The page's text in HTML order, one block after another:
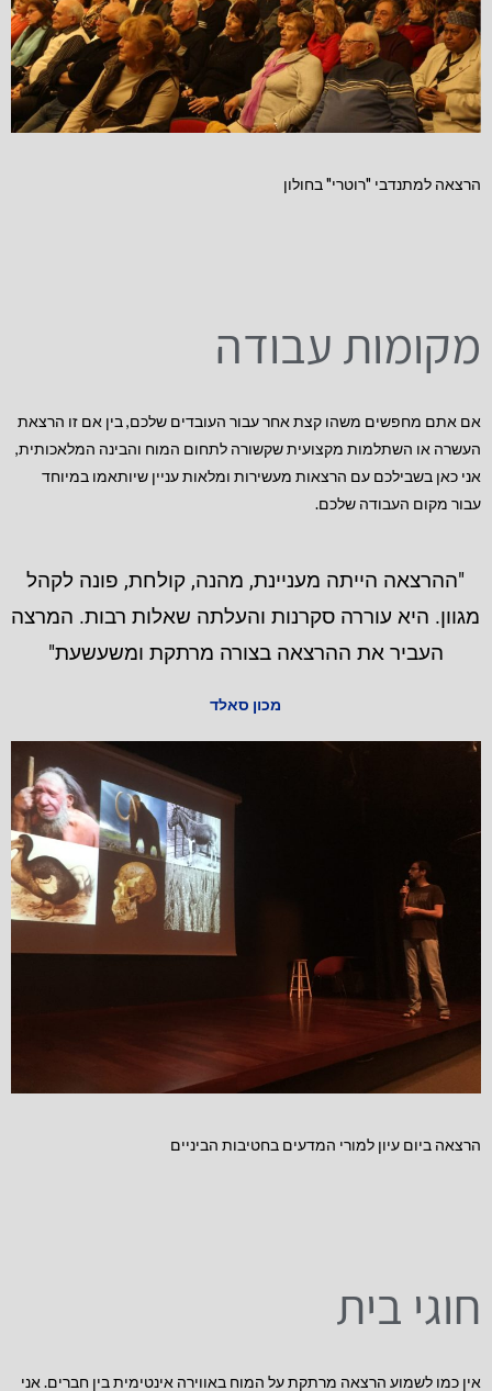
הרצאה למתנדבי "רוטרי" בחולון
מקומות עבודה
אם אתם מחפשים משהו קצת אחר עבור העובדים שלכם, בין אם זו הרצאת
העשרה או השתלמות מקצועית שקשורה לתחום המוח והבינה המלאכותית,
אני כאן בשבילכם עם הרצאות מעשירות ומלאות עניין שיותאמו במיוחד
עבור מקום העבודה שלכם.
"ההרצאה הייתה מעניינת, מהנה, קולחת, פונה לקהל
מגוון. היא עוררה סקרנות והעלתה שאלות רבות. המרצה
העביר את ההרצאה בצורה מרתקת ומשעשעת"
מכון סאלד
הרצאה ביום עיון למורי המדעים בחטיבות הביניים
חוגי בית
אין כמו לשמוע הרצאה מרתקת על המוח באווירה אינטימית בין חברים. אני